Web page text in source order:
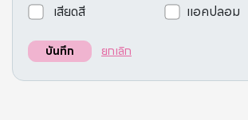
เสียดสี
แอคปลอม
บันทึก ยกเลิก